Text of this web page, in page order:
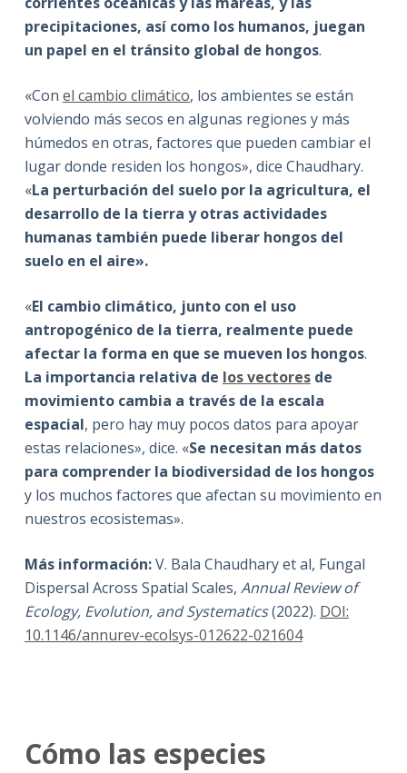
precipitaciones, así como los humanos, juegan
un papel en el tránsito global de hongos.
«Con el cambio climático, los ambientes se están
volviendo más secos en algunas regiones y más
húmedos en otras, factores que pueden cambiar el
lugar donde residen los hongos», dice Chaudhary.
«La perturbación del suelo por la agricultura, el
desarrollo de la tierra y otras actividades
humanas también puede liberar hongos del
suelo en el aire».
«El cambio climático, junto con el uso
antropogénico de la tierra, realmente puede
afectar la forma en que se mueven los hongos.
La importancia relativa de los vectores de
movimiento cambia a través de la escala
espacial, pero hay muy pocos datos para apoyar
estas relaciones», dice. «Se necesitan más datos
para comprender la biodiversidad de los hongos
y los muchos factores que afectan su movimiento en
nuestros ecosistemas».
Más información:V. Bala Chaudhary et al, Fungal
Dispersal Across Spatial Scales, Annual Review of
Ecology, Evolution, and Systematics(2022). DOI:
10.1146/annurev-ecolsys-012622-021604
Cómo las especies